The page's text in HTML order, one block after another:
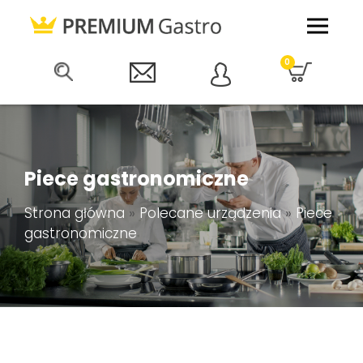
0
Piece gastronomiczne
Strona główna » Polecane urządzenia» Piece
gastronomiczne